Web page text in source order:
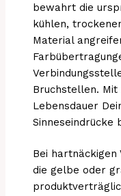
bewahrt die
kühlen,
Material
Bruchstellen.
Lebensdauer
Sinneseindrücke
Bei
die gelbe oder